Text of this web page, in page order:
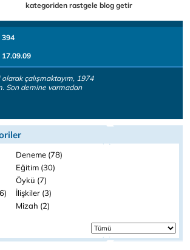
kategoriden rastgele blog getir
394
17.09.09
çalışmaktayım, 1974
Son demine varmadan
Deneme (78)
Eğitim (30)
Öykü (7)
İlişkiler (3)
Mizah (2)